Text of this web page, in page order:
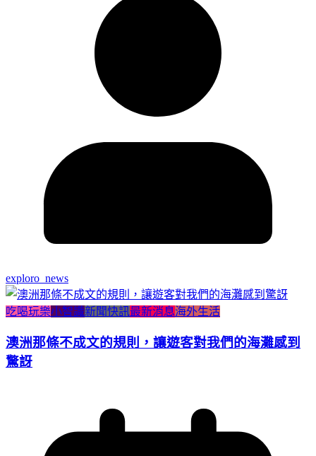
exploro_news
吃喝玩樂小智識新聞快訊最新消息海外生活
澳洲那條不成文的規則，讓遊客對我們的海灘感到
驚訝